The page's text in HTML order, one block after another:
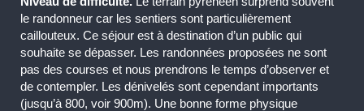
le randonneur car les sentiers sont particulièrement
caillouteux. Ce séjour est à destination d’un public qui
souhaite se dépasser. Les randonnées proposées ne sont
pas des courses et nous prendrons le temps d’observer et
de contempler. Les dénivelés sont cependant importants
(jusqu’à 800, voir 900m). Une bonne forme physique